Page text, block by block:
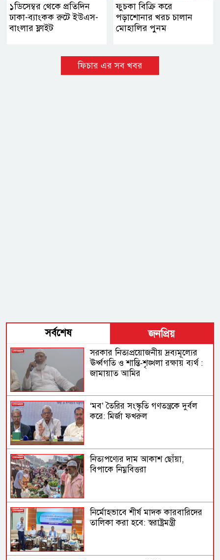
১ডিসেম্বর থেকে প্রতিদিন
ঢাকা-ব্যাংকক রুটে ইউএস-
বাংলার ফ্লাইট
ফুচকা বিক্রি করে
পড়াশোনার খরচ চালান
মোহালির পুনম
ফিচার এর সব খবর
সর্বশেষ জনপ্রিয়
সরকার নিত্যপ্রয়োজনীয় দ্রব্যমূল্যের
ঊর্ধ্বগতি ও শান্তি-শৃঙ্খলা রক্ষায় ব্যর্থ :
জামায়াত আমির
‘মব’ তৈরির সংস্কৃতি গণতন্ত্রকে দুর্বল
করে: মির্জা ফখরুল
নিত্যপণ্যের দাম আকাশ ছোঁয়া,
বিপাকে নিম্নবিত্তরা
নির্মোহভাবে শীর্ষ মাদক কারবারিদের
তালিকা করা হবে: স্বরাষ্ট্রমন্ত্রী